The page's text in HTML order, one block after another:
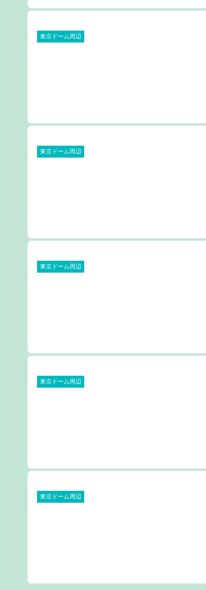
東京ドーム周辺
東京ドーム周辺
東京ドーム周辺
東京ドーム周辺
東京ドーム周辺